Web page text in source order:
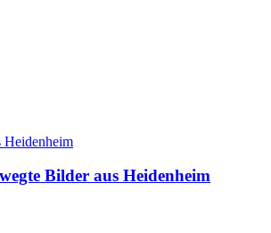
Bilder aus Heidenheim